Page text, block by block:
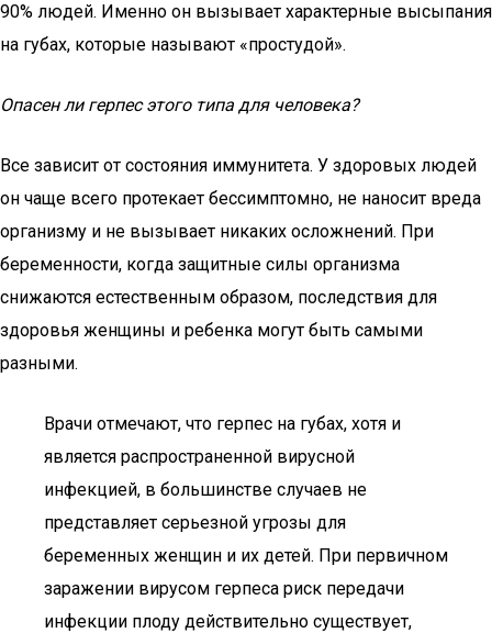
90% людей. Именно он вызывает характерные высыпания
на губах, которые называют «простудой».
Опасен ли герпес этого типа для человека?
Все зависит от состояния иммунитета. У здоровых людей
он чаще всего протекает бессимптомно, не наносит вреда
организму и не вызывает никаких осложнений. При
беременности, когда защитные силы организма
снижаются естественным образом, последствия для
здоровья женщины и ребенка могут быть самыми
разными.
Врачи отмечают, что герпес на губах, хотя и
является распространенной вирусной
инфекцией, в большинстве случаев не
представляет серьезной угрозы для
беременных женщин и их детей. При первичном
заражении вирусом герпеса риск передачи
инфекции плоду действительно существует,